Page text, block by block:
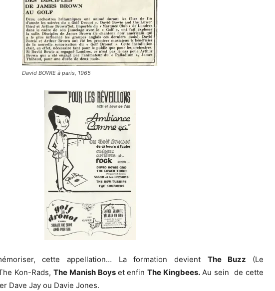
David BOWIE à paris, 1965
cette appellation… La formation devient The Buzz (Le
Kon-Rads, The Manish Boys et enfinThe Kingbees.Au sein de cette
Dave Jay ou Davie Jones.